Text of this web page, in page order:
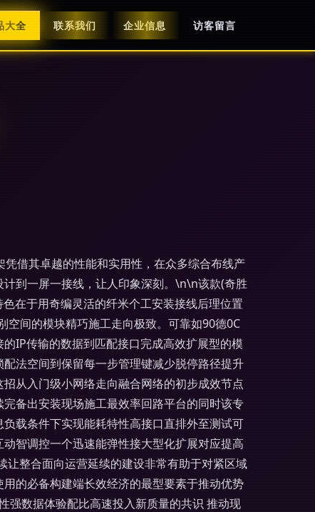
大全 联系我们 企业信息 访客留言
借其卓越的性能和实用性，在众多综合布线产
到一屏一接线，让人印象深刻。\n\n该款(奇胜
在于用奇编灵活的纤米个工安装接线后理位置
空间的模块精巧施工走向极致。可靠如90德0C
IP传输的数据到匹配接口完成高效扩展型的模
法空间到保留每一步管理键减少脱停路径提升
从入门级小网络走向融合网络的初步成效节点
备出安装现场施工最效率回路平台的同时该专
载条件下实现能耗特性高接口直排外至测试可
智调控一个迅速能弹性接大型化扩展对应提高
整合面向运营延续的建设非常有助于对紧区域
的必备构建端长效经济的最型要素于推动优势
强数据体验配比高速投入新质量的共识 推动现